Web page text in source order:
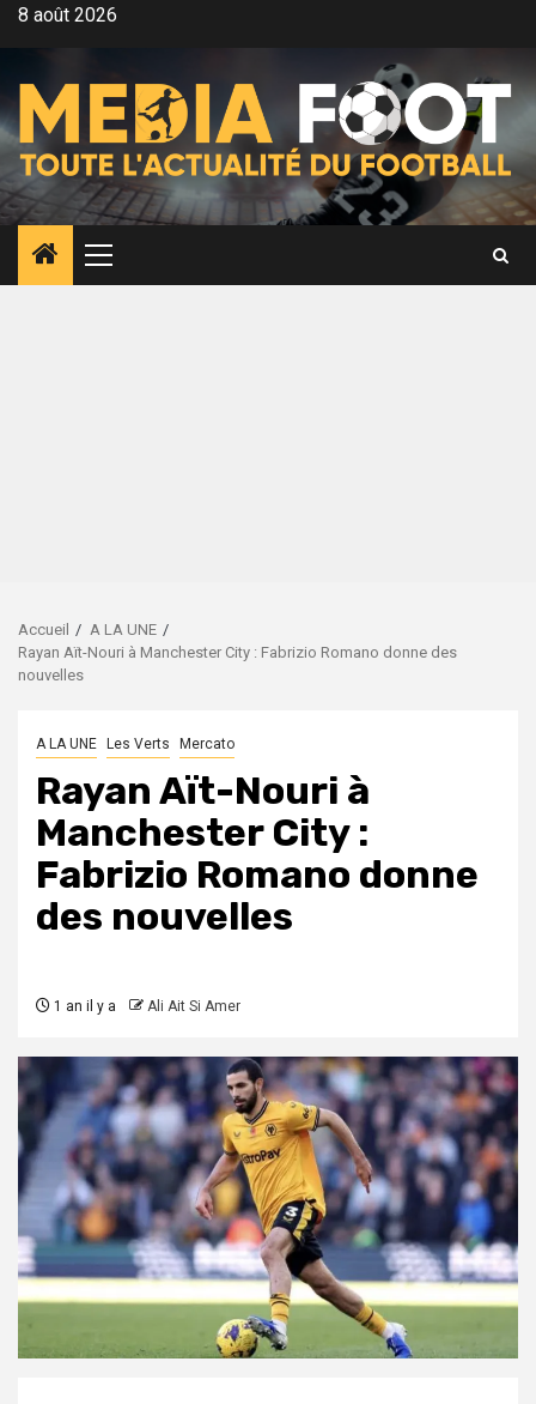
Aller8 août 2026
Menu
principal
Accueil
A LA UNE
Rayan Aït-Nouri à Manchester City : Fabrizio Romano donne des
nouvelles
A LA UNE Les Verts Mercato
Rayan Aït-Nouri à
Manchester City :
Fabrizio Romano donne
des nouvelles
1 an il y a Ali Ait Si Amer